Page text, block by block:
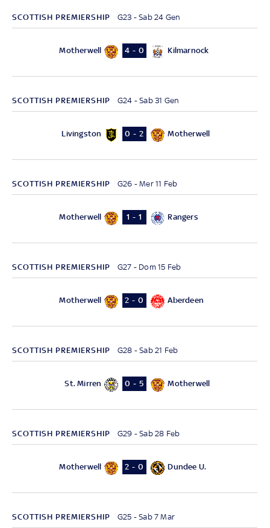
SCOTTISH PREMIERSHIP G23 - Sab 24 Gen
Motherwell 4 - 0 Kilmarnock
SCOTTISH PREMIERSHIP G24 - Sab 31 Gen
Livingston 0 - 2 Motherwell
SCOTTISH PREMIERSHIP G26 - Mer 11 Feb
Motherwell 1 - 1 Rangers
SCOTTISH PREMIERSHIP G27 - Dom 15 Feb
Motherwell 2 - 0 Aberdeen
SCOTTISH PREMIERSHIP G28 - Sab 21 Feb
St. Mirren 0 - 5 Motherwell
SCOTTISH PREMIERSHIP G29 - Sab 28 Feb
Motherwell 2 - 0 Dundee U.
SCOTTISH PREMIERSHIP G25 - Sab 7 Mar